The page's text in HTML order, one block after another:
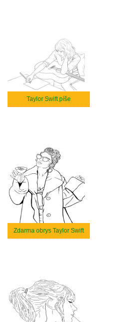
Taylor Swift píše
Zdarma obrys Taylor Swift